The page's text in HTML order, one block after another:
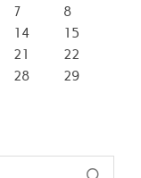
7
8
14
15
21
22
28
29